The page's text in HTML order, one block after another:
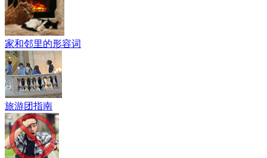
家和邻里的形容词
旅游团指南